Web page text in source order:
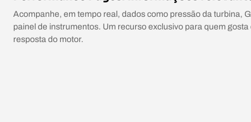
Acompanhe, em tempo real, dados como pressão da turbina,
painel de instrumentos. Um recurso exclusivo para quem
resposta do motor.